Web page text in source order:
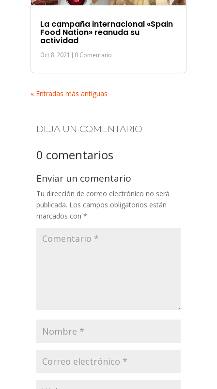
La campaña internacional «Spain
Food Nation» reanuda su
actividad
Oct 8, 2021 | 0 Comentario
« Entradas más antiguas
DEJA UN COMENTARIO
0 comentarios
Enviar un comentario
Tu dirección de correo electrónico no será
publicada. Los campos obligatorios están
marcados con *